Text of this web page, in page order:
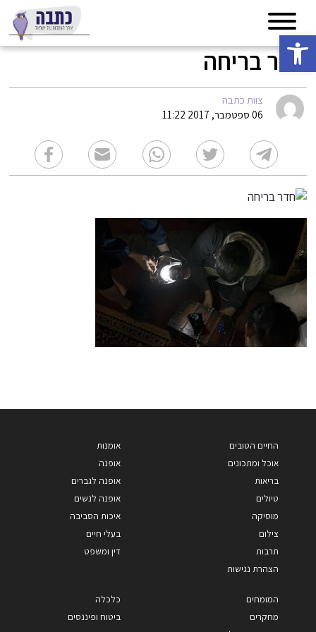
פתח סרגל נגישות
חדר בריחה
צוות כתבה
06 ספטמבר, 2017 11:22
החיים הטובים
אוכל ומתכונים
בריאות
טיולים
מוסיקה
צילום
תרבות
הצהרת נגישות
אומנות
אופנה
אופנה לגברים
אופנה לנשים
איכות הסביבה
בעלי חיים
דין ומשפט
המומחים
מחקרים
כלכלה
ביטוח ופיננסים